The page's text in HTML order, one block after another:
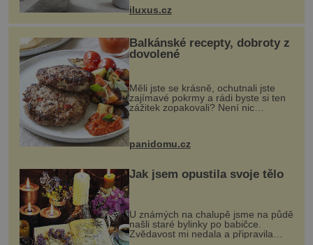
dnes umož...
iluxus.cz
Balkánské recepty, dobroty z
dovolené
Měli jste se krásně, ochutnali jste
zajímavé pokrmy a rádi byste si ten
zážitek zopakovali? Není nic
snazšího. Pljeskavica (10 porcí)
Možná jste ji ochutnali na dovolené v
bývalé Jugoslávii, lze ji vi...
panidomu.cz
Jak jsem opustila svoje tělo
U známých na chalupě jsme na půdě
našli staré bylinky po babičce.
Zvědavost mi nedala a připravila